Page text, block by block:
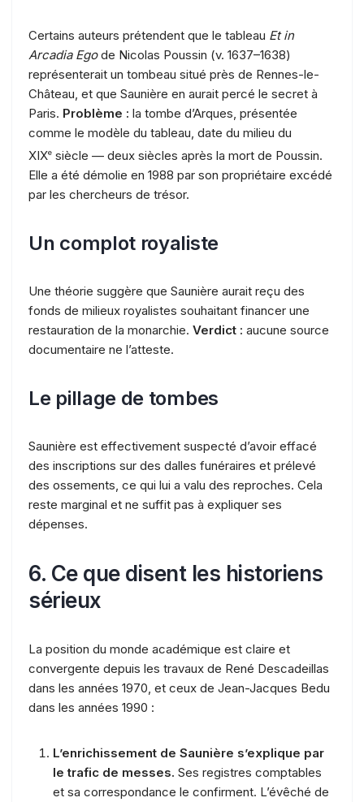
Certains auteurs prétendent que le tableau Et in
Arcadia Egode Nicolas Poussin (v. 1637–1638)
représenterait un tombeau situé près de Rennes-le-
Château, et que Saunière en aurait percé le secret à
Paris. Problème : la tombe d’Arques, présentée
comme le modèle du tableau, date du milieu du
XIXe siècle — deux siècles après la mort de Poussin.
Elle a été démolie en 1988 par son propriétaire excédé
par les chercheurs de trésor.
Un complot royaliste
Une théorie suggère que Saunière aurait reçu des
fonds de milieux royalistes souhaitant financer une
restauration de la monarchie. Verdict : aucune source
documentaire ne l’atteste.
Le pillage de tombes
Saunière est effectivement suspecté d’avoir effacé
des inscriptions sur des dalles funéraires et prélevé
des ossements, ce qui lui a valu des reproches. Cela
reste marginal et ne suffit pas à expliquer ses
dépenses.
6. Ce que disent les historiens
sérieux
La position du monde académique est claire et
convergente depuis les travaux de René Descadeillas
dans les années 1970, et ceux de Jean-Jacques Bedu
dans les années 1990 :
L’enrichissement de Saunière s’explique par
le trafic de messes. Ses registres comptables
et sa correspondance le confirment. L’évêché de